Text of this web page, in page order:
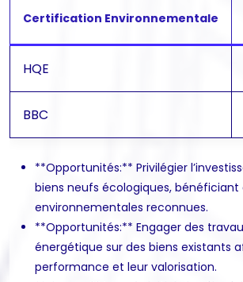
Certification Environnementale
HQE
BBC
**Opportunités:** Privilégier
biens neufs écologiques,
environnementales reconnues.
**Opportunités:** Engager des
énergétique sur des biens existants
performance et leur valorisation.